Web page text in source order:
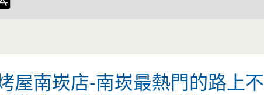
屋南崁店-南崁最熱門的路上不